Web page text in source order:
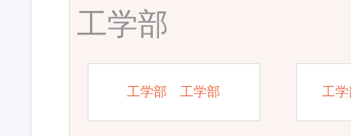
工学部
工学部 工学部 工